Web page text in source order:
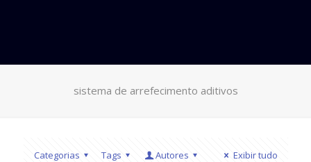
sistema de arrefecimento aditivos
Categorias Tags Autores Exibir tudo